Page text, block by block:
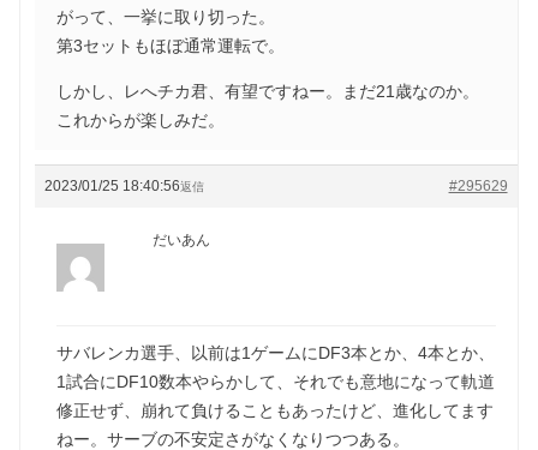
がって、一挙に取り切った。
第3セットもほぼ通常運転で。
しかし、レへチカ君、有望ですねー。まだ21歳なのか。
これからが楽しみだ。
2023/01/25 18:40:56 #295629
返信
だいあん
サバレンカ選手、以前は1ゲームにDF3本とか、4本とか、
1試合にDF10数本やらかして、それでも意地になって軌道
修正せず、崩れて負けることもあったけど、進化してます
ねー。サーブの不安定さがなくなりつつある。